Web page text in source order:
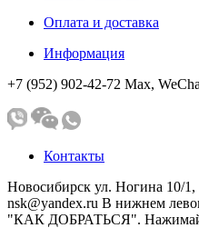
Оплата и доставка
Информация
+7 (952) 902-42-72 Мах,
Контакты
Новосибирск ул. Ногина 10/
nsk@yandex.ru В нижнем
"КАК ДОБРАТЬСЯ".